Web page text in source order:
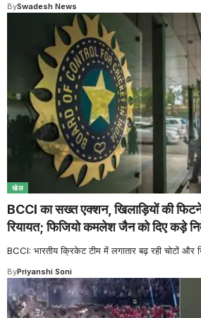
BySwadesh News
खेल
BCCI का सख्त एक्शन, खिलाड़ियों की
रियायत; फिजियो कमलेश जैन को दिए कड़े
BCCI: भारतीय क्रिकेट टीम में लगातार बढ़ रही चोटों और
ByPriyanshi Soni